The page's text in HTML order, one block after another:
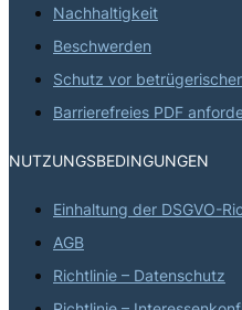
Nachhaltigkeit
Beschwerden
Schutz vor
Barrierefreies PDF
NUTZUNGSBEDINGUNGEN
Einhaltung der DSGVO-
AGB
Richtlinie – Datenschutz